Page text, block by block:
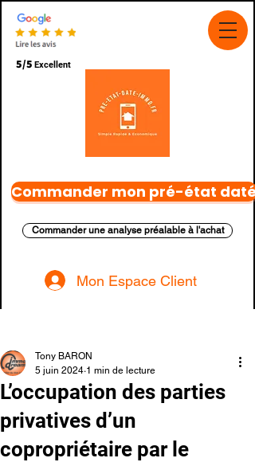
5/5 Excellent
Commander mon pré-état daté
Commander une analyse préalable à l'achat
Mon Espace Client
L’occupation des parties
privatives d’un
copropriétaire par le
Tony BARON
5 juin 2024 1 min de lecture